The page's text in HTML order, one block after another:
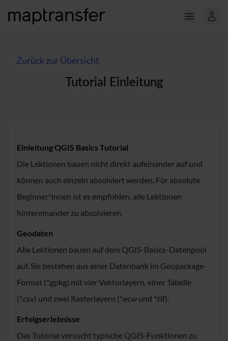
Zurück zur Übersicht
Tutorial Einleitung
Einleitung QGIS Basics Tutorial
Die Lektionen bauen nicht direkt aufeinander auf und
können auch einzeln absolviert werden. Für absolute
Beginner*innen ist es empfohlen, alle Lektionen
hintereinander zu absolvieren.
Geodaten
Alle Lektionen bauen auf dem QGIS-Basics-Datenpool
auf. Sie bestehen aus einer Datenbank im Geopackage-
Format (*.gpkg) mit vier Vektorlayern, einer Tabelle
(*.csv) und zwei Rasterlayern (*.ecw und *.tif).
Erfolgserlebnisse
Das Tutorial versucht typische QGIS-Funktionen zu